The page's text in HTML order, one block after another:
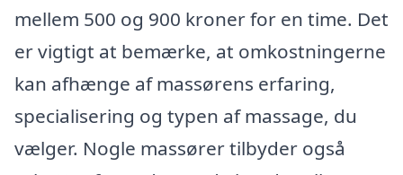
mellem 500 og 900 kroner for en time. Det
er vigtigt at bemærke, at omkostningerne
kan afhænge af massørens erfaring,
specialisering og typen af massage, du
vælger. Nogle massører tilbyder også